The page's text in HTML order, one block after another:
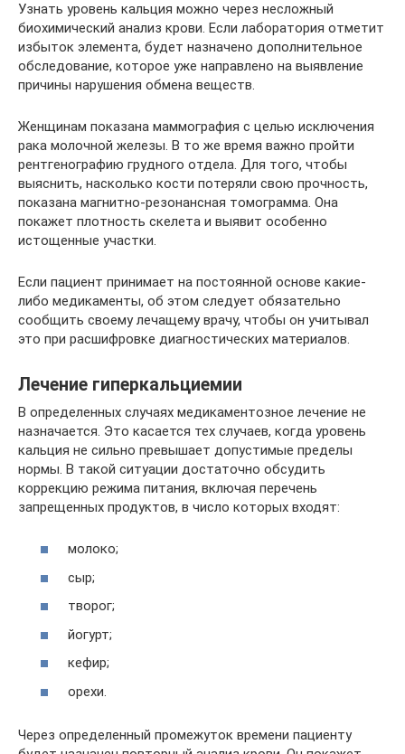
Узнать уровень кальция можно через несложный
биохимический анализ крови. Если лаборатория отметит
избыток элемента, будет назначено дополнительное
обследование, которое уже направлено на выявление
причины нарушения обмена веществ.
Женщинам показана маммография с целью исключения
рака молочной железы. В то же время важно пройти
рентгенографию грудного отдела. Для того, чтобы
выяснить, насколько кости потеряли свою прочность,
показана магнитно-резонансная томограмма. Она
покажет плотность скелета и выявит особенно
истощенные участки.
Если пациент принимает на постоянной основе какие-
либо медикаменты, об этом следует обязательно
сообщить своему лечащему врачу, чтобы он учитывал
это при расшифровке диагностических материалов.
Лечение гиперкальциемии
В определенных случаях медикаментозное лечение не
назначается. Это касается тех случаев, когда уровень
кальция не сильно превышает допустимые пределы
нормы. В такой ситуации достаточно обсудить
коррекцию режима питания, включая перечень
запрещенных продуктов, в число которых входят:
молоко;
сыр;
творог;
йогурт;
кефир;
орехи.
Через определенный промежуток времени пациенту